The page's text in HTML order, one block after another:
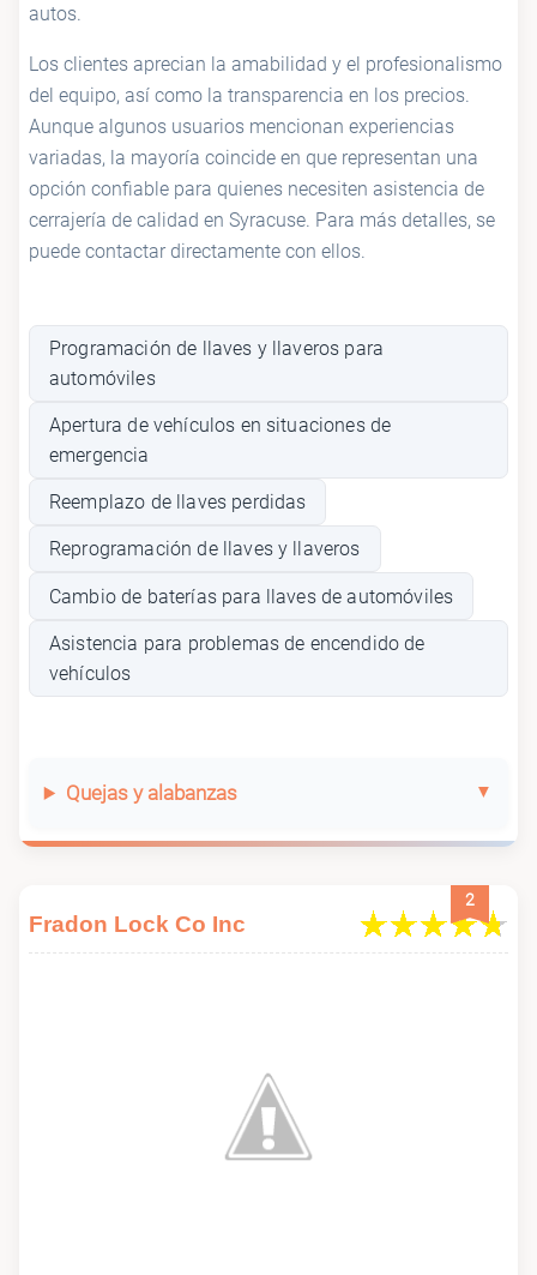
autos.
Los clientes aprecian la amabilidad y el profesionalismo
del equipo, así como la transparencia en los precios.
Aunque algunos usuarios mencionan experiencias
variadas, la mayoría coincide en que representan una
opción confiable para quienes necesiten asistencia de
cerrajería de calidad en Syracuse. Para más detalles, se
puede contactar directamente con ellos.
Programación de llaves y llaveros para
automóviles
Apertura de vehículos en situaciones de
emergencia
Reemplazo de llaves perdidas
Reprogramación de llaves y llaveros
Cambio de baterías para llaves de automóviles
Asistencia para problemas de encendido de
vehículos
Quejas y alabanzas
2
Fradon Lock Co Inc